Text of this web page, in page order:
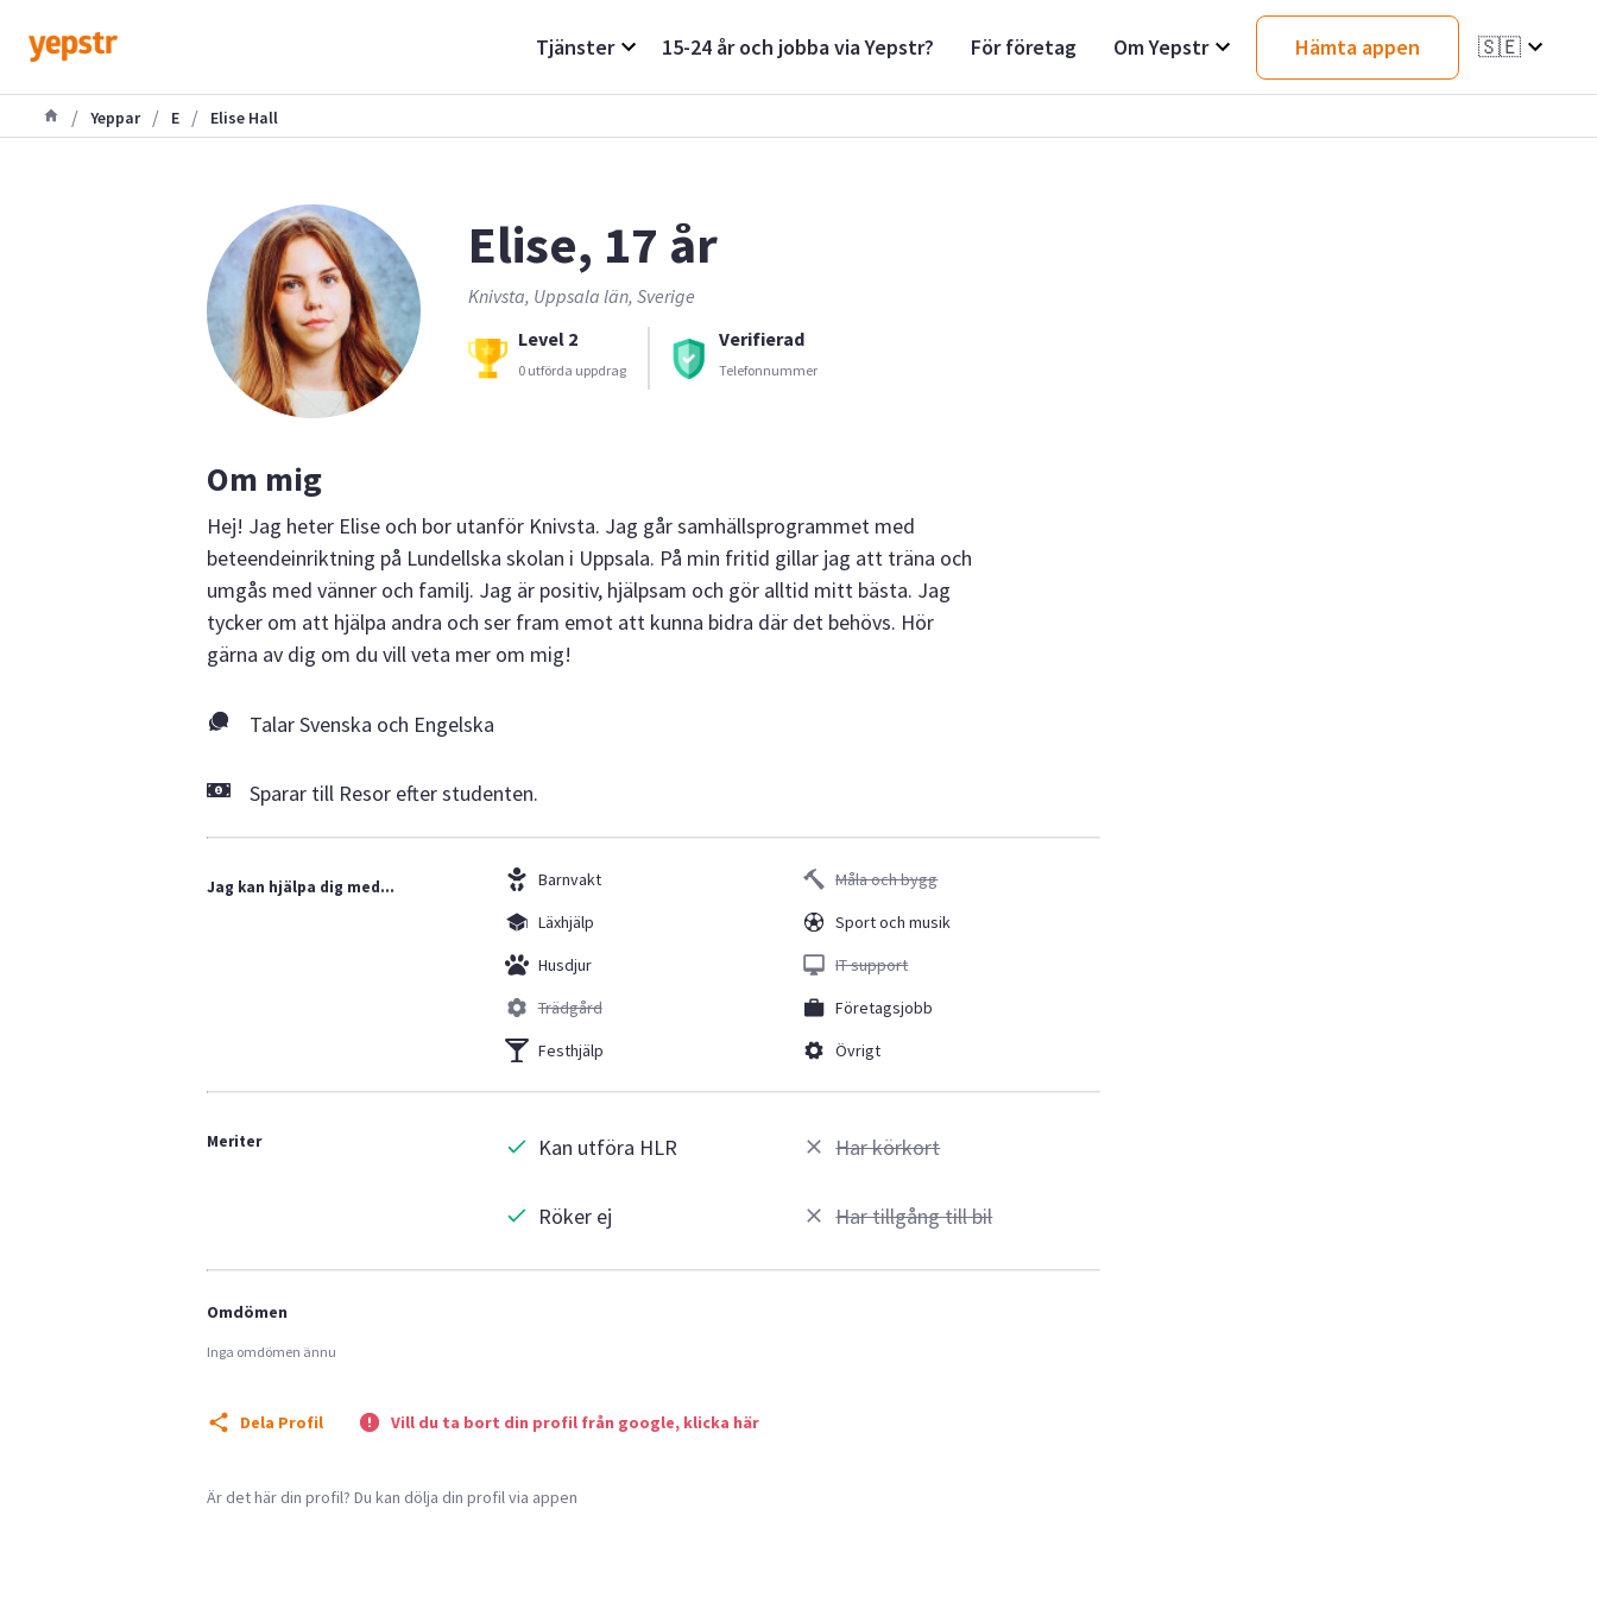
Tjänster 15-24 år och jobba via Yepstr? För företag Om Yepstr Hämta appen 🇸🇪
/ Yeppar / E / Elise Hall
Elise, 17 år
Knivsta, Uppsala län, Sverige
Level 2
0 utförda uppdrag
Verifierad
Telefonnummer
Om mig
Hej! Jag heter Elise och bor utanför Knivsta. Jag går samhällsprogrammet med
beteendeinriktning på Lundellska skolan i Uppsala. På min fritid gillar jag att träna och
umgås med vänner och familj. Jag är positiv, hjälpsam och gör alltid mitt bästa. Jag
tycker om att hjälpa andra och ser fram emot att kunna bidra där det behövs. Hör
gärna av dig om du vill veta mer om mig!
Talar Svenska och Engelska
Sparar till Resor efter studenten.
Jag kan hjälpa dig med...
Barnvakt
Läxhjälp
Husdjur
Trädgård
Festhjälp
Måla och bygg
Sport och musik
IT support
Företagsjobb
Övrigt
Meriter Kan utföra HLR
Röker ej
Har körkort
Har tillgång till bil
Omdömen
Inga omdömen ännu
Dela Profil Vill du ta bort din profil från google, klicka här
Är det här din profil? Du kan dölja din profil via appen